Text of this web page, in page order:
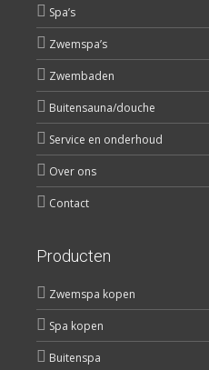
Spa’s
Zwemspa’s
Zwembaden
Buitensauna/douche
Service en onderhoud
Over ons
Contact
Producten
Zwemspa kopen
Spa kopen
Buitenspa